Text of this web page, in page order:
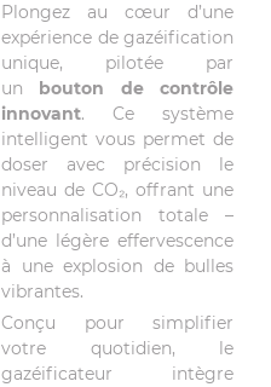
Plongez au cœur d’une
expérience de gazéification
unique, pilotée par
un bouton de contrôle
innovant. Ce système
intelligent vous permet de
doser avec précision le
niveau de CO₂, offrant une
personnalisation totale –
d’une légère effervescence
à une explosion de bulles
vibrantes.
Conçu pour simplifier
votre quotidien, le
gazéificateur intègre